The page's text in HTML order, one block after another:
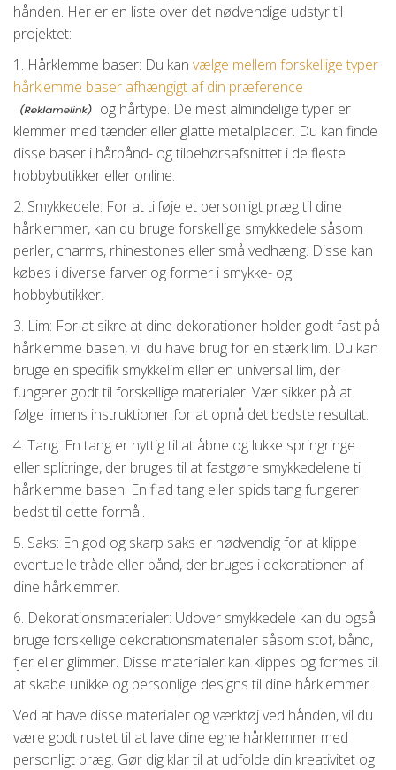
hånden. Her er en liste over det nødvendige udstyr til
projektet:
1. Hårklemme baser: Du kan vælge mellem forskellige typer
hårklemme baser afhængigt af din præference
og hårtype. De mest almindelige typer er
klemmer med tænder eller glatte metalplader. Du kan finde
disse baser i hårbånd- og tilbehørsafsnittet i de fleste
hobbybutikker eller online.
2. Smykkedele: For at tilføje et personligt præg til dine
hårklemmer, kan du bruge forskellige smykkedele såsom
perler, charms, rhinestones eller små vedhæng. Disse kan
købes i diverse farver og former i smykke- og
hobbybutikker.
3. Lim: For at sikre at dine dekorationer holder godt fast på
hårklemme basen, vil du have brug for en stærk lim. Du kan
bruge en specifik smykkelim eller en universal lim, der
fungerer godt til forskellige materialer. Vær sikker på at
følge limens instruktioner for at opnå det bedste resultat.
4. Tang: En tang er nyttig til at åbne og lukke springringe
eller splitringe, der bruges til at fastgøre smykkedelene til
hårklemme basen. En flad tang eller spids tang fungerer
bedst til dette formål.
5. Saks: En god og skarp saks er nødvendig for at klippe
eventuelle tråde eller bånd, der bruges i dekorationen af
dine hårklemmer.
6. Dekorationsmaterialer: Udover smykkedele kan du også
bruge forskellige dekorationsmaterialer såsom stof, bånd,
fjer eller glimmer. Disse materialer kan klippes og formes til
at skabe unikke og personlige designs til dine hårklemmer.
Ved at have disse materialer og værktøj ved hånden, vil du
være godt rustet til at lave dine egne hårklemmer med
personligt præg. Gør dig klar til at udfolde din kreativitet og